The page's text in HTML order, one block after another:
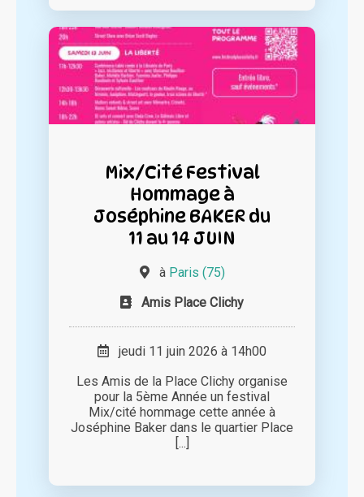
Mix/Cité Festival
Hommage à
Joséphine BAKER du
11 au 14 JUIN
à Paris (75)
Amis Place Clichy
jeudi 11 juin 2026 à 14h00
Les Amis de la Place Clichy organise
pour la 5ème Année un festival
Mix/cité hommage cette année à
Joséphine Baker dans le quartier Place
[...]